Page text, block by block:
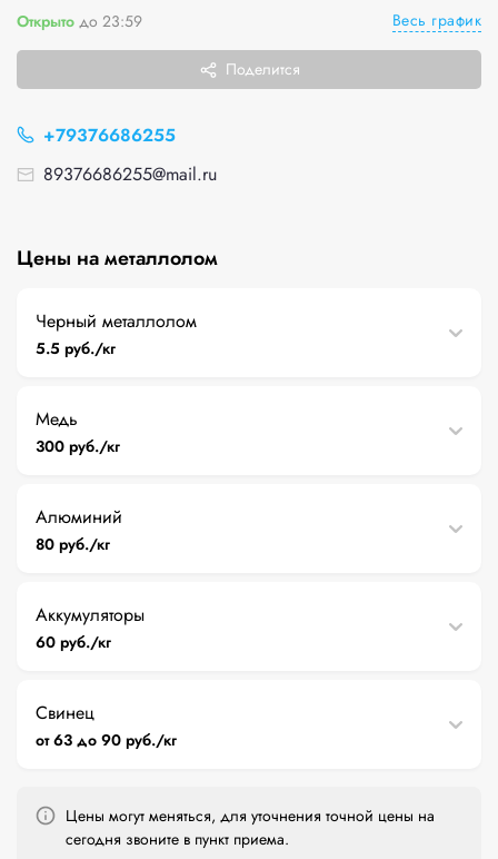
Открыто до 23:59 Весь график
Поделится
+79376686255
89376686255@mail.ru
Цены на металлолом
Черный металлолом
5.5 руб./кг
Медь
300 руб./кг
Алюминий
80 руб./кг
Аккумуляторы
60 руб./кг
Свинец
от 63 до 90 руб./кг
Цены могут меняться, для уточнения точной цены на
сегодня звоните в пункт приема.